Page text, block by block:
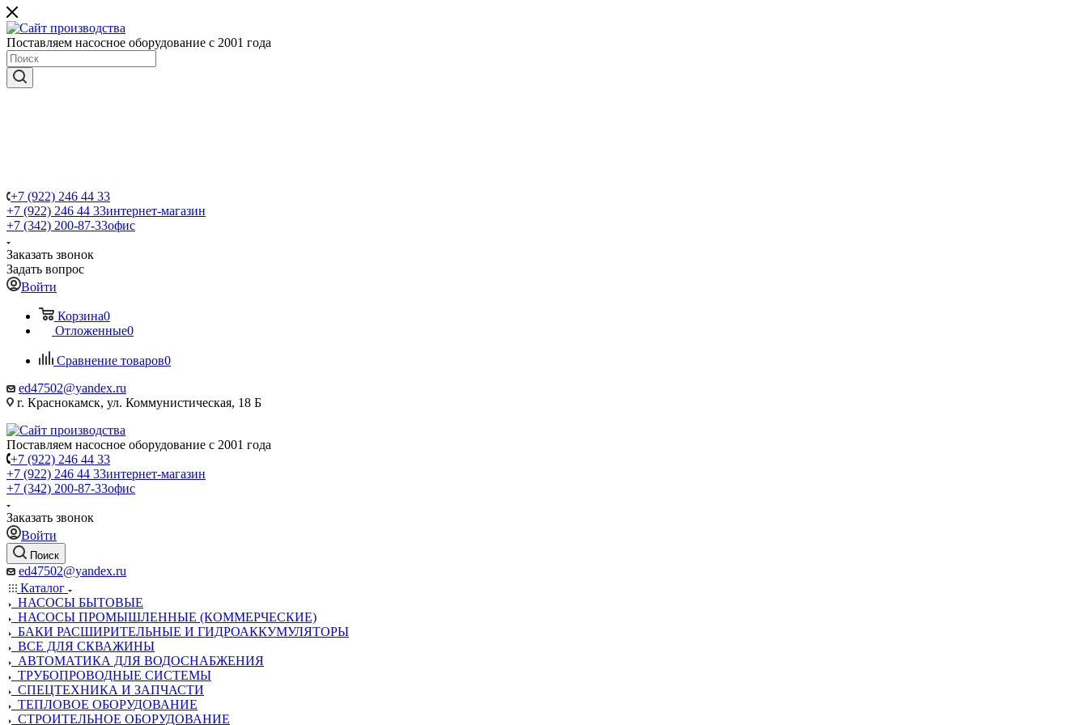
Поставляем насосное оборудование с 2001 года
+7 (922) 246 44 33
+7 (922) 246 44 33интернет-магазин
+7 (342) 200-87-33офис
Заказать звонок
Задать вопрос
Войти
Корзина0
Отложенные0
Сравнение товаров0
ed47502@yandex.ru
г. Краснокамск, ул. Коммунистическая, 18 Б
Поставляем насосное оборудование с 2001 года
+7 (922) 246 44 33
+7 (922) 246 44 33интернет-магазин
+7 (342) 200-87-33офис
Заказать звонок
Войти
Поиск
ed47502@yandex.ru
Каталог
НАСОСЫ БЫТОВЫЕ
НАСОСЫ ПРОМЫШЛЕННЫЕ (КОММЕРЧЕСКИЕ)
БАКИ РАСШИРИТЕЛЬНЫЕ И ГИДРОАККУМУЛЯТОРЫ
ВСЕ ДЛЯ СКВАЖИНЫ
АВТОМАТИКА ДЛЯ ВОДОСНАБЖЕНИЯ
ТРУБОПРОВОДНЫЕ СИСТЕМЫ
СПЕЦТЕХНИКА И ЗАПЧАСТИ
ТЕПЛОВОЕ ОБОРУДОВАНИЕ
СТРОИТЕЛЬНОЕ ОБОРУДОВАНИЕ